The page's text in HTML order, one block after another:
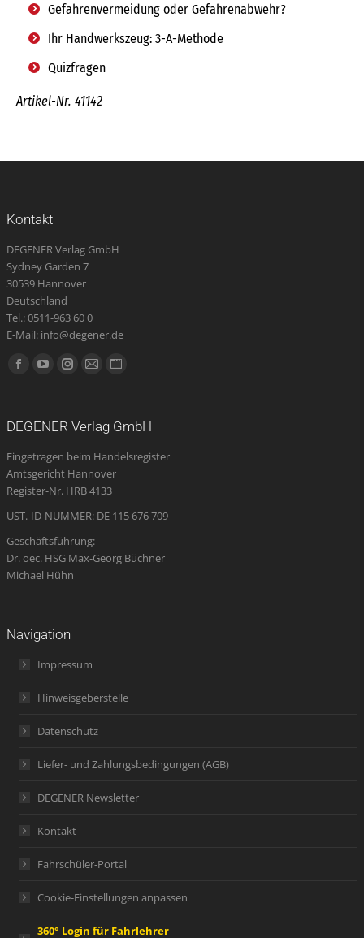
Gefahrenvermeidung oder Gefahrenabwehr?
Ihr Handwerkszeug: 3-A-Methode
Quizfragen
Artikel-Nr. 41142
Kontakt
DEGENER Verlag GmbH
Sydney Garden 7
30539 Hannover
Deutschland
Tel.: 0511-963 60 0
E-Mail: info@degener.de
Finden Sie uns auf:
Facebook
new
window
YouTube
new
window
Instagram
new
window
E-
opens
in
new
Website
new
DEGENER Verlag GmbH
Eingetragen beim Handelsregister
Amtsgericht Hannover
Register-Nr. HRB 4133
UST.-ID-NUMMER: DE 115 676 709
Geschäftsführung:
Dr. oec. HSG Max-Georg Büchner
Michael Hühn
Navigation
Impressum
Hinweisgeberstelle
Datenschutz
Liefer- und Zahlungsbedingungen (AGB)
DEGENER Newsletter
Kontakt
Fahrschüler-Portal
Cookie-Einstellungen anpassen
360° Login für Fahrlehrer